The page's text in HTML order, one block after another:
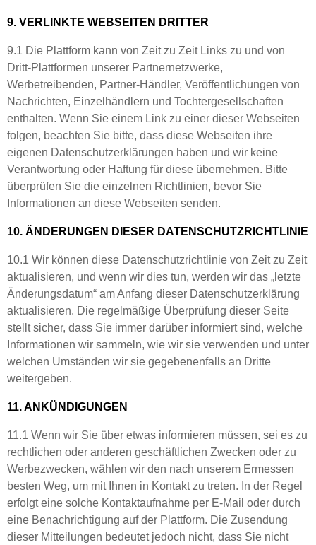
9. VERLINKTE WEBSEITEN DRITTER
9.1 Die Plattform kann von Zeit zu Zeit Links zu und von
Dritt-Plattformen unserer Partnernetzwerke,
Werbetreibenden, Partner-Händler, Veröffentlichungen von
Nachrichten, Einzelhändlern und Tochtergesellschaften
enthalten. Wenn Sie einem Link zu einer dieser Webseiten
folgen, beachten Sie bitte, dass diese Webseiten ihre
eigenen Datenschutzerklärungen haben und wir keine
Verantwortung oder Haftung für diese übernehmen. Bitte
überprüfen Sie die einzelnen Richtlinien, bevor Sie
Informationen an diese Webseiten senden.
10. ÄNDERUNGEN DIESER DATENSCHUTZRICHTLINIE
10.1 Wir können diese Datenschutzrichtlinie von Zeit zu Zeit
aktualisieren, und wenn wir dies tun, werden wir das „letzte
Änderungsdatum“ am Anfang dieser Datenschutzerklärung
aktualisieren. Die regelmäßige Überprüfung dieser Seite
stellt sicher, dass Sie immer darüber informiert sind, welche
Informationen wir sammeln, wie wir sie verwenden und unter
welchen Umständen wir sie gegebenenfalls an Dritte
weitergeben.
11. ANKÜNDIGUNGEN
11.1 Wenn wir Sie über etwas informieren müssen, sei es zu
rechtlichen oder anderen geschäftlichen Zwecken oder zu
Werbezwecken, wählen wir den nach unserem Ermessen
besten Weg, um mit Ihnen in Kontakt zu treten. In der Regel
erfolgt eine solche Kontaktaufnahme per E-Mail oder durch
eine Benachrichtigung auf der Plattform. Die Zusendung
dieser Mitteilungen bedeutet jedoch nicht, dass Sie nicht